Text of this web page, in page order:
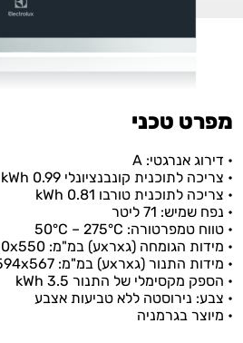
מפרט טכני
• דירוג אנרגטי: A
• צריכה לתוכנית קונבנציונלי kWh 0.99
• צריכה לתוכנית טורבו kWh 0.81
• נפח שמיש: 71 ליטר
• טווח טמפרטורה: 50°C – 275°C
• מידות הגומחה (גxרxע) במ"מ: 589x560x550
• מידות התנור (גxרxע) במ"מ: 594x594x567
• הספק מקסימלי של התנור 3.5 kWh
• צבע: נירוסטה ללא טביעות אצבע
• מיוצר בגרמניה